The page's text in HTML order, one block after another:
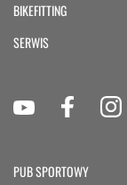
BIKEFITTING
SERWIS
PUB SPORTOWY